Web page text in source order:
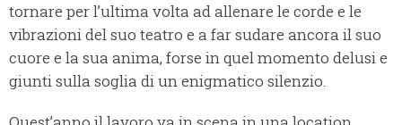
tornare per l’ultima volta ad allenare le corde e le
vibrazioni del suo teatro e a far sudare ancora il suo
cuore e la sua anima, forse in quel momento delusi e
giunti sulla soglia di un enigmatico silenzio.